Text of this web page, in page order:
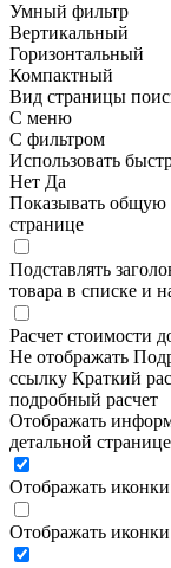
Умный фильтр
Вертикальный
Горизонтальный
Компактный
Вид страницы
С меню
С фильтром
Использовать
Нет Да
Показывать общую
странице
Подставлять
товара в списке и
Расчет стоимости
Не отображать
ссылку Краткий
подробный расчет
Отображать
детальной
Отображать
Отображать